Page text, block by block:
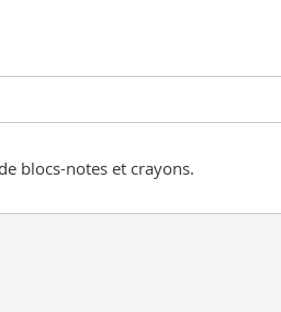
blocs-notes et crayons.